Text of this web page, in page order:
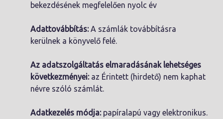
bekezdésének megfelelően nyolc év
Adattovábbítás:A számlák továbbításra
kerülnek a könyvelő felé.
Az adatszolgáltatás elmaradásának lehetséges
következményei: az Érintett (hirdető) nem kaphat
névre szóló számlát.
Adatkezelés módja:papíralapú vagy elektronikus.